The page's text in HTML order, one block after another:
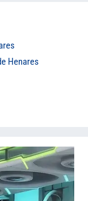
Henares